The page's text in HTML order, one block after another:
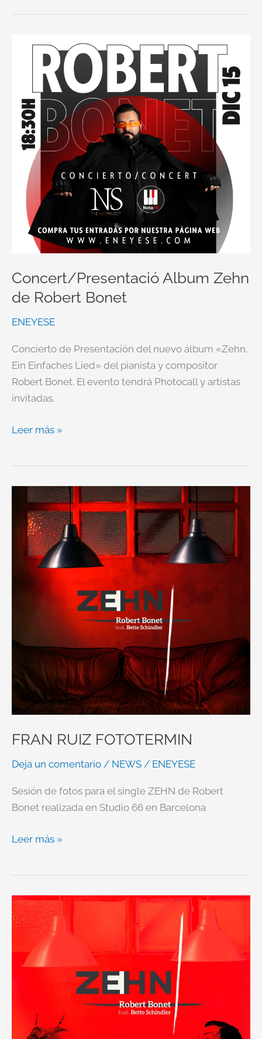
Concert/Presentació Album Zehn
de Robert Bonet
ENEYESE
Concierto de Presentación del nuevo álbum «Zehn,
Ein Einfaches Lied» del pianista y compositor
Robert Bonet. El evento tendrá Photocall y artistas
invitadas.
Concert/Presentació
Robert
Bonet
Leer más »
FRAN RUIZ FOTOTERMIN
Deja un comentario / NEWS / ENEYESE
Sesión de fotos para el single ZEHN de Robert
Bonet realizada en Studio 66 en Barcelona
FRAN
RUIZ
FOTOTERMIN
Leer más »
#ZEHN
–
Single
&
Video
NOW!